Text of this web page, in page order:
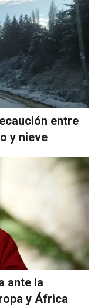
entre
y nieve
ante la
y África